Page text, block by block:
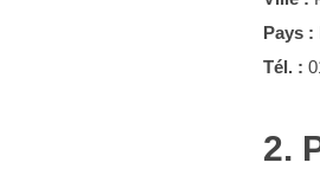
Pays :
Tél. :
2.